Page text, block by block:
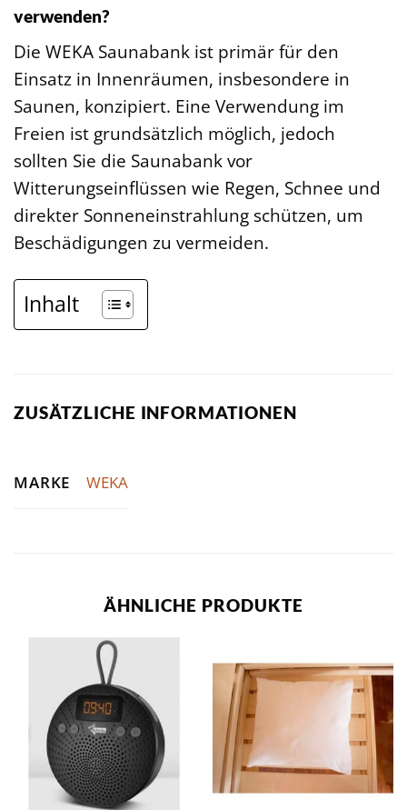
verwenden?
Die WEKA Saunabank ist primär für den
Einsatz in Innenräumen, insbesondere in
Saunen, konzipiert. Eine Verwendung im
Freien ist grundsätzlich möglich, jedoch
sollten Sie die Saunabank vor
Witterungseinflüssen wie Regen, Schnee und
direkter Sonneneinstrahlung schützen, um
Beschädigungen zu vermeiden.
Inhalt
ZUSÄTZLICHE INFORMATIONEN
MARKE WEKA
ÄHNLICHE PRODUKTE